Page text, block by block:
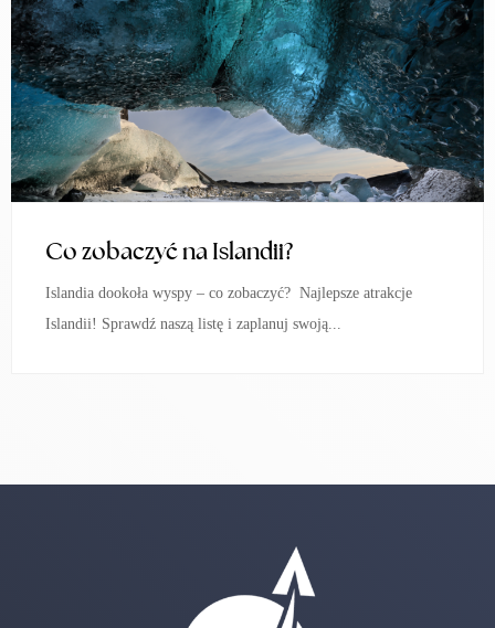
Co zobaczyć na Islandii?
Islandia dookoła wyspy – co zobaczyć? Najlepsze atrakcje
Islandii! Sprawdź naszą listę i zaplanuj swoją...